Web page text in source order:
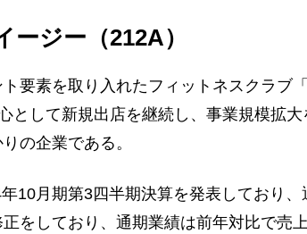
ージー（212A）
要素を取り入れたフィットネスクラブ
として新規出店を継続し、事業規模拡
の企業である。
10月期第3四半期決算を発表しており、
をしており、通期業績は前年対比で売